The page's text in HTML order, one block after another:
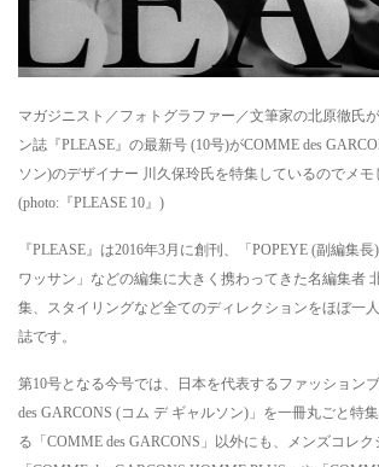
マガジニスト／フォトグラファー／文筆家の北原徹氏
ン誌『PLEASE』の最新号 (10号)がCOMME des
ソン)のデザイナー 川久保玲氏を特集しているのでメモ
(photo:『PLEASE 10』)
『PLEASE』は2016年3月に創刊、「POPEYE (副編集長
ワッサン」などの編集に大きく携わってきた名編集者
集、スタイリングなど全てのディレクションをほぼ一
誌です。
第10号となる今号では、日本を代表するファッション
des GARCONS (コム デ ギャルソン)」を一冊丸ごと特
る「COMME des GARCONS」以外にも、メンズコレ